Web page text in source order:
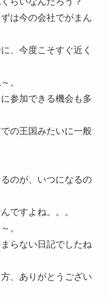
は今の会社でがまん
、今度こそすぐ近く
。
参加できる機会も多
の王国みたいに一般
のが、いつになるの
ですよね。。。
。
らない日記でしたね
、ありがとうござい